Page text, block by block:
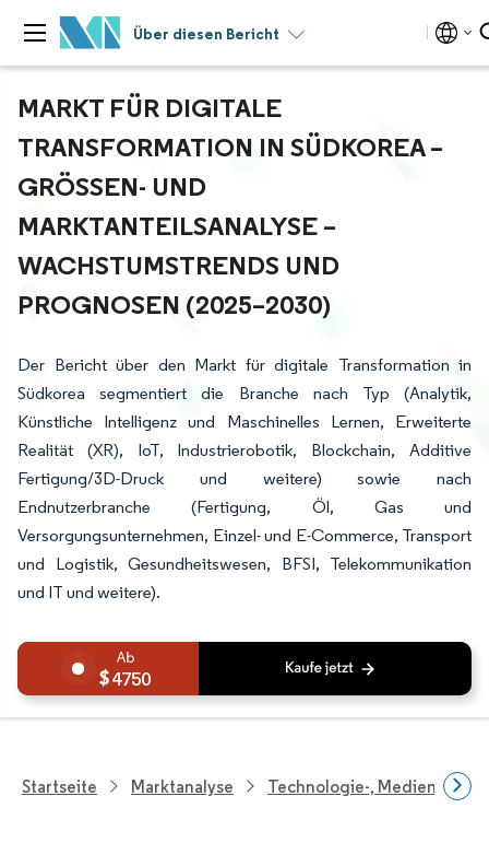
Über diesen Bericht
MARKT FÜR DIGITALE
TRANSFORMATION IN SÜDKOREA –
GRÖSSEN- UND M
ARKTANTEILSANALYSE – W
ACHSTUMSTRENDS UND P
ROGNOSEN (2025–2030)
Der Bericht über den Markt für digitale Transformation in
Südkorea segmentiert die Branche nach Typ (Analytik,
Künstliche Intelligenz und Maschinelles Lernen, Erweiterte
Realität (XR), IoT, Industrierobotik, Blockchain, Additive
Fertigung/3D-Druck und weitere) sowie nach
Endnutzerbranche (Fertigung, Öl, Gas und
Versorgungsunternehmen, Einzel- und E-Commerce, Transport
und Logistik, Gesundheitswesen, BFSI, Telekommunikation
und IT und weitere).
4750
Startseite Marktanalyse Technologie-, Medien- Und